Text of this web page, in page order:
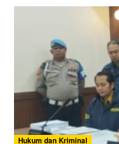
Hukum dan Kriminal